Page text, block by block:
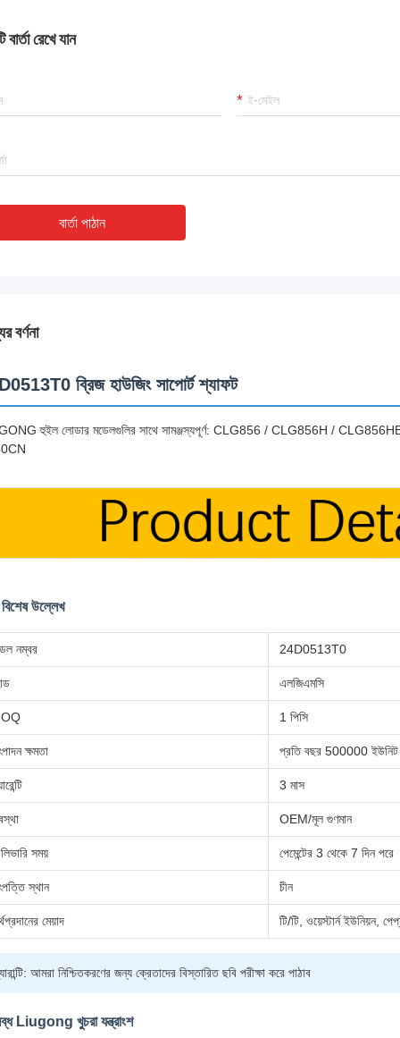
বার্তা রেখে যান
বার্তা পাঠান
বর্ণনা
ব্রিজ হাউজিং সাপোর্ট শ্যাফট
হুইল লোডার মডেলগুলির সাথে সামঞ্জস্যপূর্ণ: CLG856 / CLG856H /
উল্লেখ
নম্বর 24D0513T0
এলজিএমসি
1 পিসি
ক্ষমতা প্রতি বছর 500000 ইউনিট
3 মাস
OEM/মূল গুণমান
সময় পেমেন্টের 3 থেকে 7 দিন পরে
স্থান চীন
মেয়াদ টি/টি, ওয়েস্টার্ন ইউনিয়ন,
আমরা নিশ্চিতকরণের জন্য ক্রেতাদের বিস্তারিত ছবি পরীক্ষা করে পাঠাব
Liugong খুচরা যন্ত্রাংশ